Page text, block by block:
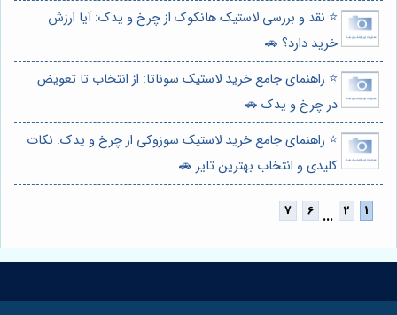
⭐️ نقد و بررسی لاستیک هانکوک از چرخ و یدک: آیا ارزش
خرید دارد؟ 🚗
⭐️ راهنمای جامع خرید لاستیک سوناتا: از انتخاب تا تعویض
در چرخ و یدک 🚗
⭐️ راهنمای جامع خرید لاستیک سوزوکی از چرخ و یدک: نکات
کلیدی و انتخاب بهترین تایر 🚗
...